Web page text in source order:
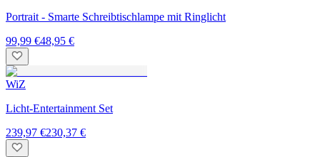
Portrait - Smarte Schreibtischlampe mit Ringlicht
99,99 €48,95 €
WiZ
Licht-Entertainment Set
239,97 €230,37 €